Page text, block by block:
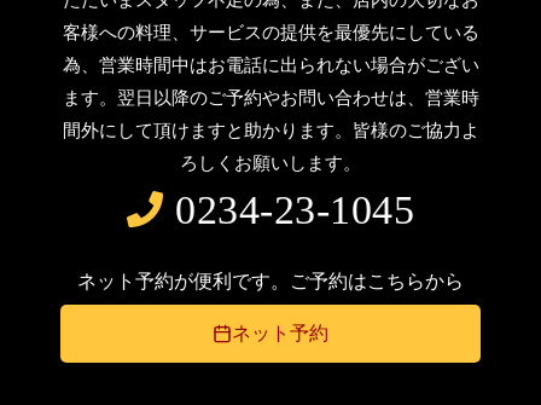
客様への料理、サービスの提供を最優先にしている
為、営業時間中はお電話に出られない場合がござい
ます。翌日以降のご予約やお問い合わせは、営業時
間外にして頂けますと助かります。皆様のご協力よ
ろしくお願いします。
0234-23-1045
ネット予約が便利です。ご予約はこちらから
ネット予約